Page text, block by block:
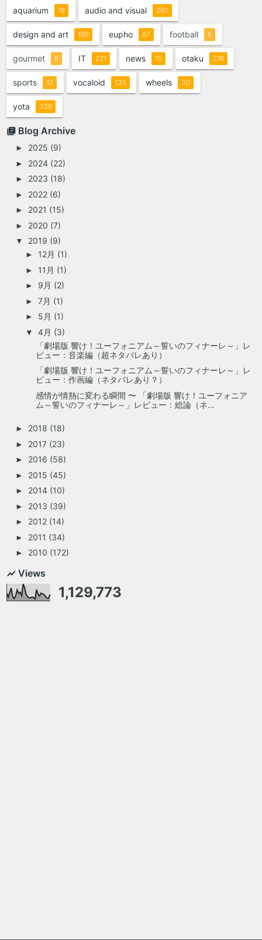
aquarium 18 audio and visual 260
design and art 198 eupho 67 football 6
gourmet 6 IT 221 news 15 otaku 216
sports 12 vocaloid 135 wheels 30
yota 326
Blog Archive
► 2025 (9)
► 2024 (22)
► 2023 (18)
► 2022 (6)
► 2021 (15)
► 2020 (7)
▼ 2019 (9)
► 12月 (1)
► 11月 (1)
► 9月 (2)
► 7月 (1)
► 5月 (1)
▼ 4月 (3)
「劇場版 響け！ユーフォニアム～誓いのフィナーレ～」レ
ビュー：音楽編（超ネタバレあり）
「劇場版 響け！ユーフォニアム～誓いのフィナーレ～」レ
ビュー：作画編（ネタバレあり？）
感情が情熱に変わる瞬間 〜 「劇場版 響け！ユーフォニア
ム～誓いのフィナーレ～」レビュー：総論（ネ...
► 2018 (18)
► 2017 (23)
► 2016 (58)
► 2015 (45)
► 2014 (10)
► 2013 (39)
► 2012 (14)
► 2011 (34)
► 2010 (172)
Views
1,129,773